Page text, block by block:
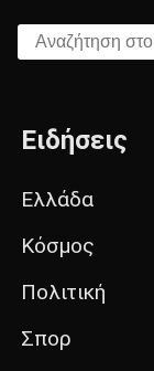
Αναζήτηση στο
Ειδήσεις
Ελλάδα
Κόσμος
Πολιτική
Σπορ